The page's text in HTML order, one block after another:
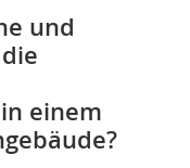
und
einem